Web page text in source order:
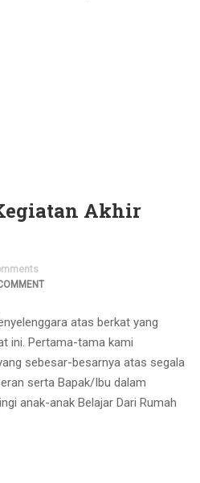
Akhir
atas berkat yang
ini. Pertama-tama kami
sebesar-besarnya atas segala
serta Bapak/Ibu dalam
anak-anak Belajar Dari Rumah